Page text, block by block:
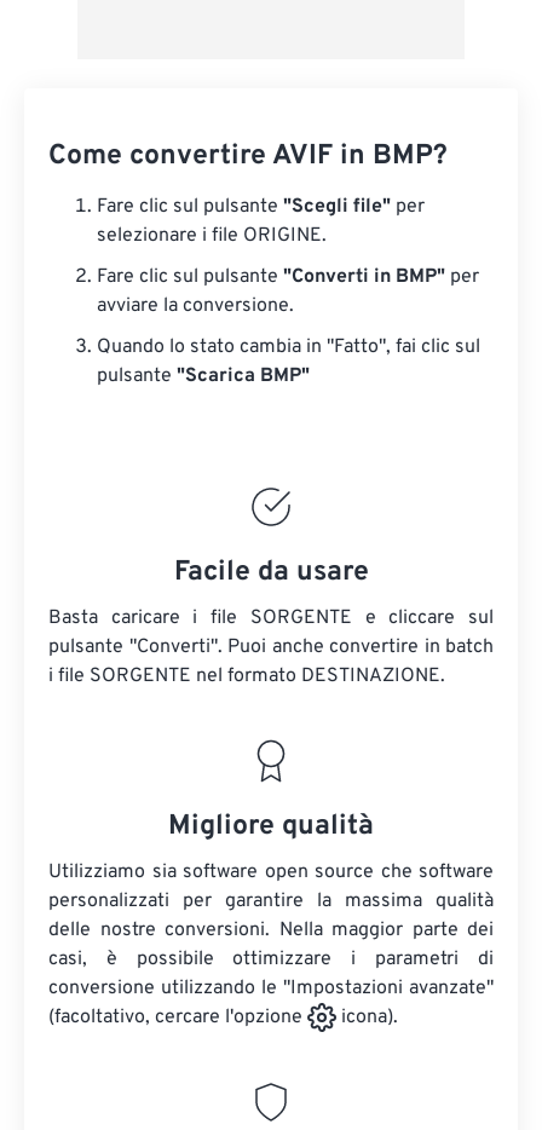
Come convertire AVIF in BMP?
Fare clic sul pulsante "Scegli file" per
selezionare i file ORIGINE.
Fare clic sul pulsante "Converti in BMP" per
avviare la conversione.
Quando lo stato cambia in "Fatto", fai clic sul
pulsante "Scarica BMP"
Facile da usare
Basta caricare i file SORGENTE e cliccare sul
pulsante "Converti". Puoi anche convertire in batch
i file SORGENTE nel formato DESTINAZIONE.
Migliore qualità
Utilizziamo sia software open source che software
personalizzati per garantire la massima qualità
delle nostre conversioni. Nella maggior parte dei
casi, è possibile ottimizzare i parametri di
conversione utilizzando le "Impostazioni avanzate"
(facoltativo, cercare l'opzione
icona).